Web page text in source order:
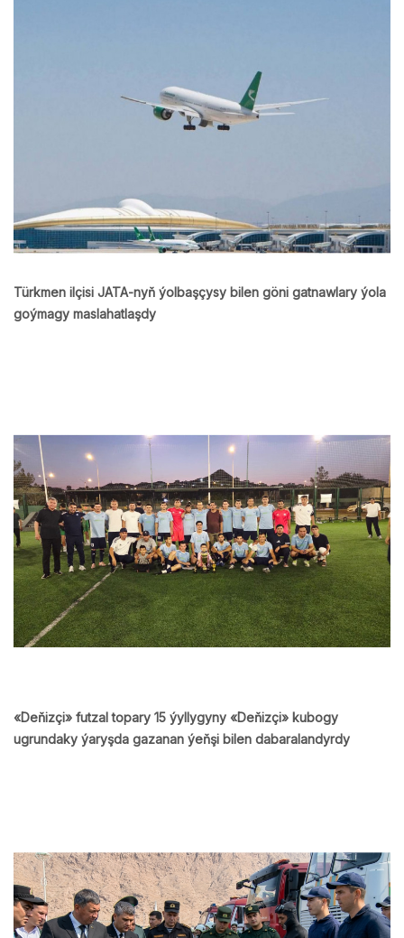
Türkmen ilçisi JATA-nyň ýolbaşçysy bilen göni gatnawlary ýola
goýmagy maslahatlaşdy
«Deňizçi» futzal topary 15 ýyllygyny «Deňizçi» kubogy
ugrundaky ýaryşda gazanan ýeňşi bilen dabaralandyrdy